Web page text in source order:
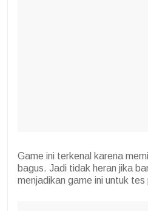
Game ini terkenal karena
bagus. Jadi tidak heran jika
menjadikan game ini untuk tes